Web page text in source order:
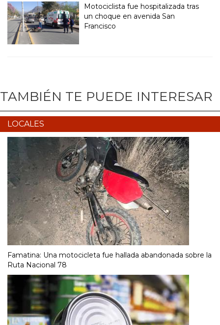
Motociclista fue hospitalizada tras
un choque en avenida San
Francisco
TAMBIÉN TE PUEDE INTERESAR
LOCALES
Famatina: Una motocicleta fue hallada abandonada sobre la
Ruta Nacional 78